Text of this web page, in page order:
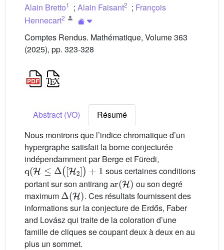
Alain Bretto1 ; Alain Faisant2 ; François
Hennecart2
Comptes Rendus. Mathématique, Volume 363
(2025), pp. 323-328
Abstract (VO)
Résumé
Nous montrons que l’indice chromatique d’un
hypergraphe satisfait la borne conjecturée
indépendamment par Berge et Füredi,
q(H≤Δ([H2])+1
sous certaines conditions
portant sur son antirang
ar(H)
ou son degré
maximum
Δ(H)
. Ces résultats fournissent des
informations sur la conjecture de Erdős, Faber
and Lovász qui traite de la coloration d’une
famille de cliques se coupant deux à deux en au
plus un sommet.